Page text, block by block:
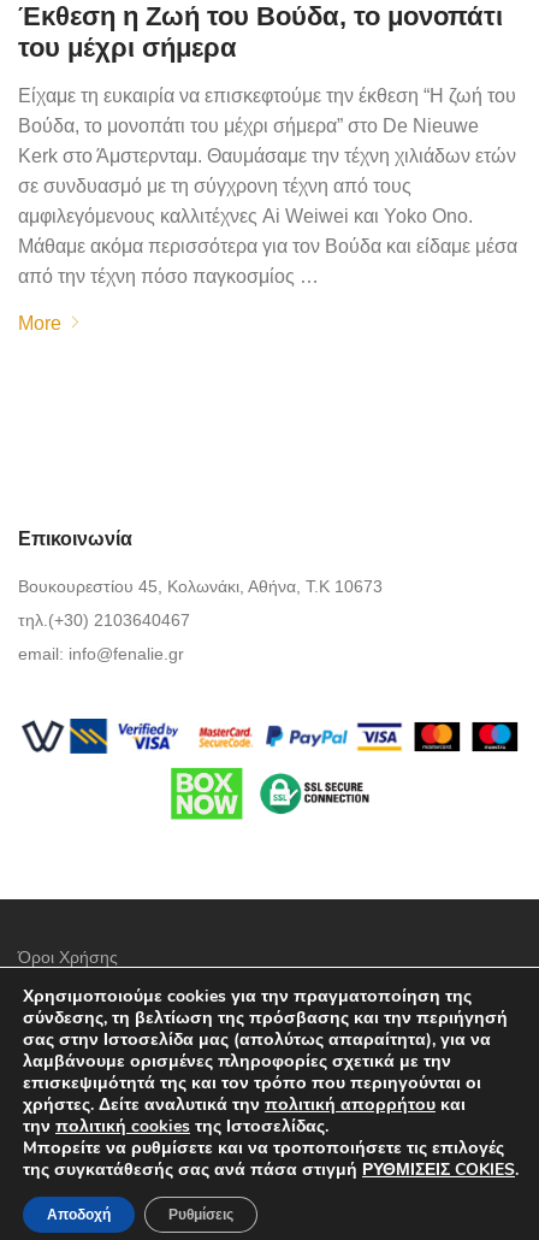
Έκθεση η Ζωή του Βούδα, το μονοπάτι
του μέχρι σήμερα
Είχαμε τη ευκαιρία να επισκεφτούμε την έκθεση “Η ζωή του
Βούδα, το μονοπάτι του μέχρι σήμερα” στο De Nieuwe
Kerk στο Άμστερνταμ. Θαυμάσαμε την τέχνη χιλιάδων ετών
σε συνδυασμό με τη σύγχρονη τέχνη από τους
αμφιλεγόμενους καλλιτέχνες Ai Weiwei και Yoko Ono.
Μάθαμε ακόμα περισσότερα για τον Βούδα και είδαμε μέσα
από την τέχνη πόσο παγκοσμίος …
More
Επικοινωνία
Βουκουρεστίου 45, Κολωνάκι, Αθήνα, Τ.Κ 10673
τηλ.(+30) 2103640467
email: info@fenalie.gr
Όροι Χρήσης
Πολιτική προστασίας απορρήτου
Τρόποι Πληρωμής
Επιλογές Αποστολών
Πολιτική επιστροφών
Επικοινωνία
Χρησιμοποιούμε cookies για την πραγματοποίηση της
σύνδεσης, τη βελτίωση της πρόσβασης και την περιήγησή
σας στην Ιστοσελίδα μας (απολύτως απαραίτητα), για να
λαμβάνουμε ορισμένες πληροφορίες σχετικά με την
επισκεψιμότητά της και τον τρόπο που περιηγούνται οι
χρήστες. Δείτε αναλυτικά την πολιτική απορρήτου και
την πολιτική cookies της Ιστοσελίδας.
Mπορείτε να ρυθμίσετε και να τροποποιήσετε τις επιλογές
της συγκατάθεσής σας ανά πάσα στιγμή ΡΥΘΜΙΣΕΙΣ COKIES.
Αποδοχή Ρυθμίσεις